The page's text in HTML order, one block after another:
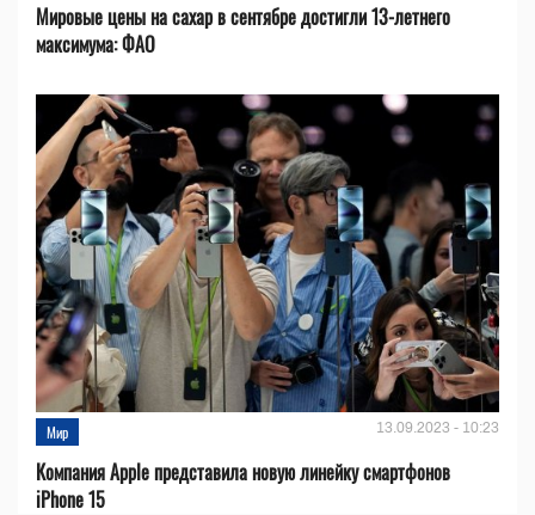
Мировые цены на сахар в сентябре достигли 13-летнего
максимума: ФАО
Мир 13.09.2023 - 10:23
Компания Apple представила новую линейку смартфонов
iPhone 15